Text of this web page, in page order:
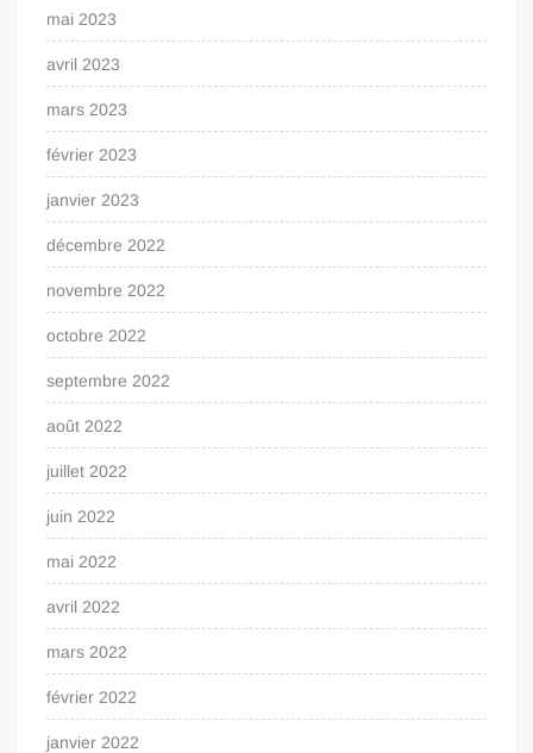
mai 2023
avril 2023
mars 2023
février 2023
janvier 2023
décembre 2022
novembre 2022
octobre 2022
septembre 2022
août 2022
juillet 2022
juin 2022
mai 2022
avril 2022
mars 2022
février 2022
janvier 2022